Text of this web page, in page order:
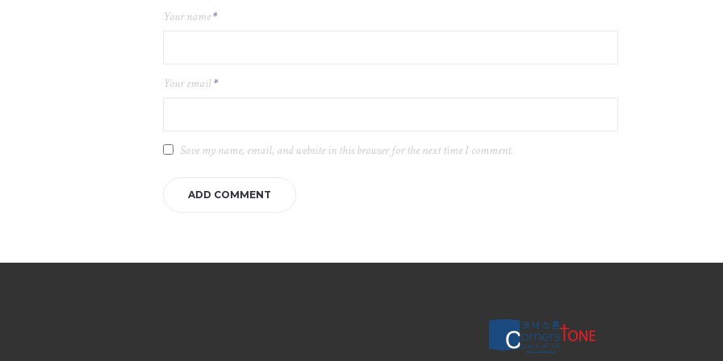
Your name*
Your email*
Save my name, email, and website in this browser for the next time I comment.